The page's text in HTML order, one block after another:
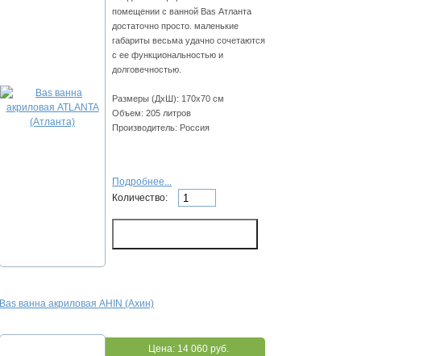
помещении с ванной Bas Атланта
достаточно просто. маленькие
габариты весьма удачно сочетаются
с ее функциональностью и
долговечностью.
Размеры (ДхШ): 170х70 см
Объем: 205 литров
Производитель: Россия
Подробнее...
Количество:
Bas ванна акриловая AHIN (Ахин)
Цена: 14 060 руб.